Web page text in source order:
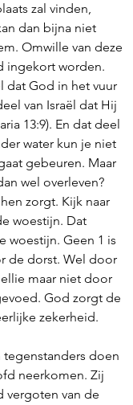
zal vinden,
dan bijna niet
Omwille van deze
ingekort worden.
dat God in het vuur
van Israël dat Hij
13:9). En dat deel
water kun je niet
gebeuren. Maar
wel overleven?
zorgt. Kijk naar
woestijn. Dat
woestijn. Geen 1 is
de dorst. Wel door
maar niet door
God zorgt de
zekerheid.
doen
neerkomen. Zij
vergoten van de